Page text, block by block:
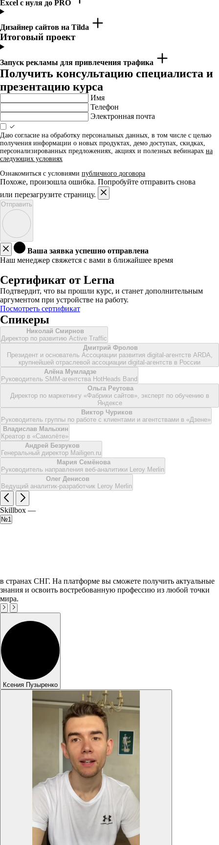
Excel с нуля до PRO
Дизайнер сайтов на Tilda
Итоговый проект
Запуск рекламы для привлечения трафика
Получить консультацию специалиста и
презентацию курса
Имя
Телефон
Электронная почта
Даю согласие на обработку персональных данных, в том числе с целью
получения информации о новых продуктах, демо доступах, скидках,
персонализированных предложениях, акциях и полезных вебинарах на
следующих условиях
Ознакомиться с условиями публичного договора
Похоже, произошла ошибка. Попробуйте отправить снова
или перезагрузите страницу.
Отправить
Ваша заявка успешно отправлена
Наш менеджер свяжется с вами в ближайшее время
Сертификат от Lerna
Подтвердит, что вы прошли курс, и станет дополнительным
аргументом при устройстве на работу.
Посмотреть сертификат
Спикеры
Николай Смирнов
Директор по развитию Active Traffic
Дмитрий Фролов
Президент и основатель Ассоциации развития digital-агентств ARDA,
крупнейшей отраслевой ассоциации digital-агентств в России
Алёна Мумладзе
Руководитель SMM-агентства HotHeads Band
Ольга Реутова
Директор по маркетингу «Фабрики сайтов», эксперт по обучению в
Яндексе
Виктор Чуриков
Руководитель группы по работе с клиентами и агентствами в «Дзене»
Владислав Малыхин
Креатор в «Самолёте»
Андрей Безруков
Генеральный директор Mailigen.ru
Мария Семёнова
Руководитель направления веб-аналитики Leroy Merlin
Олег Денисов
Ведущий аналитик-разработчик Leroy Merlin
Skillbox —
№1
в странах СНГ. На платформе вы сможете получить актуальные
знания и освоить востребованную профессию из любой точки
мира.
Ксения Пузыренко